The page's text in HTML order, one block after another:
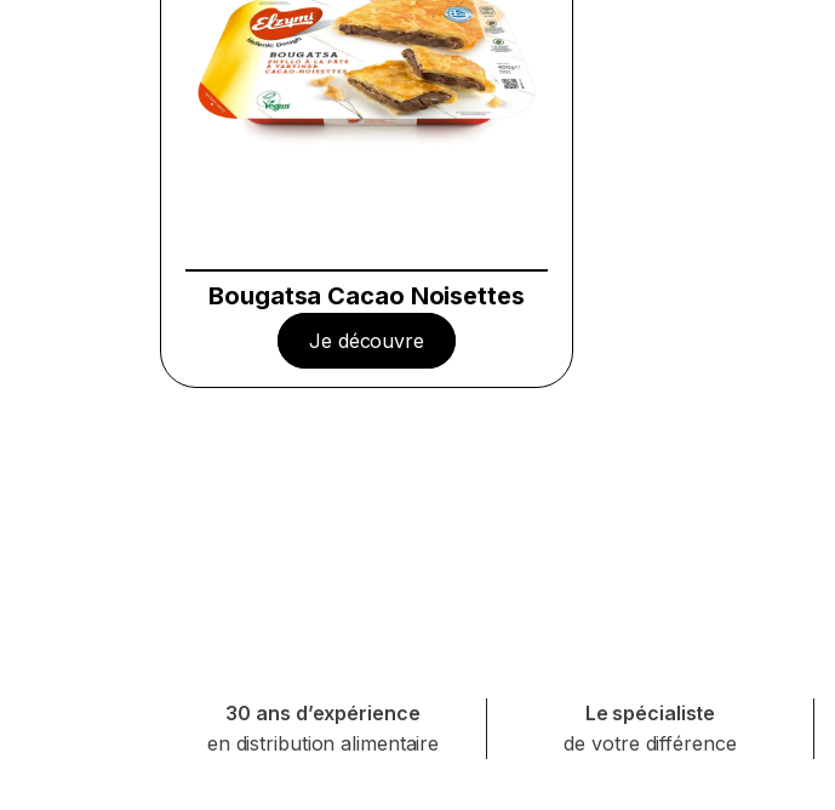
Bougatsa Cacao Noisettes
Je découvre
30 ans d’expérience
en distribution alimentaire
Le spécialiste
de votre différence